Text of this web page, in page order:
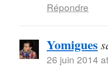
Répondre
Yomigues
26 juin 2014